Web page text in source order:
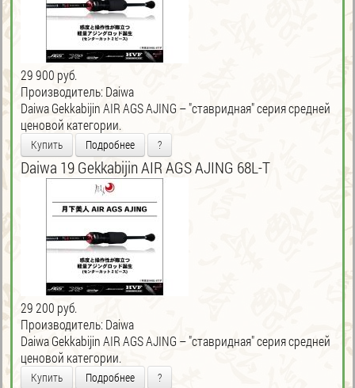
29 900 руб.
Производитель:Daiwa
Daiwa Gekkabijin AIR AGS AJING – "ставридная" серия средней
ценовой категории.
Купить Подробнее ?
Daiwa 19 Gekkabijin AIR AGS AJING 68L-T
29 200 руб.
Производитель:Daiwa
Daiwa Gekkabijin AIR AGS AJING – "ставридная" серия средней
ценовой категории.
Купить Подробнее ?